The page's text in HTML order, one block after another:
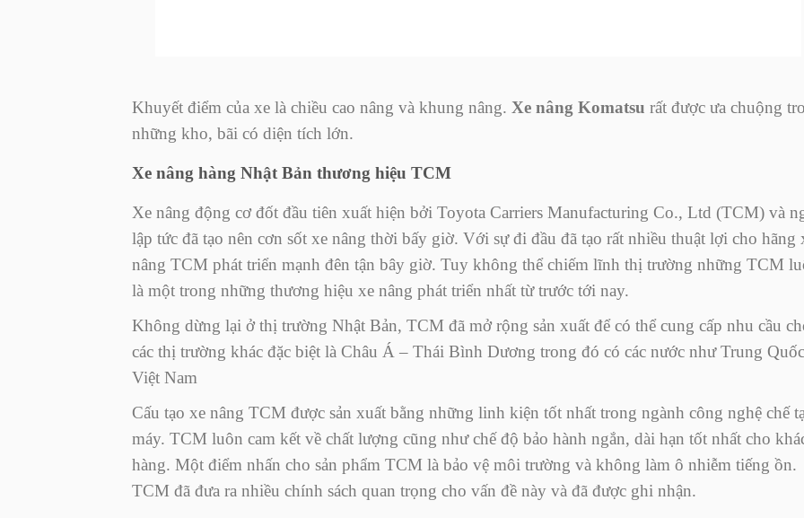
Khuyết điểm của xe là chiều cao nâng và khung nâng. Xe nâng Komatsu rất được ưa chuộng
những kho, bãi có diện tích lớn.
Xe nâng hàng Nhật Bản thương hiệu TCM
Xe nâng động cơ đốt đầu tiên xuất hiện bởi Toyota Carriers Manufacturing Co., Ltd (TCM) và
lập tức đã tạo nên cơn sốt xe nâng thời bấy giờ. Với sự đi đầu đã tạo rất nhiều thuật lợi cho hãng
nâng TCM phát triển mạnh đên tận bây giờ. Tuy không thể chiếm lĩnh thị trường những TCM
là một trong những thương hiệu xe nâng phát triển nhất từ trước tới nay.
Không dừng lại ở thị trường Nhật Bản, TCM đã mở rộng sản xuất để có thể cung cấp nhu cầu
các thị trường khác đặc biệt là Châu Á – Thái Bình Dương trong đó có các nước như Trung
Việt Nam
Cấu tạo xe nâng TCM được sản xuất bằng những linh kiện tốt nhất trong ngành công nghệ chế
máy. TCM luôn cam kết về chất lượng cũng như chế độ bảo hành ngắn, dài hạn tốt nhất cho
hàng. Một điểm nhấn cho sản phẩm TCM là bảo vệ môi trường và không làm ô nhiễm tiếng ồn.
TCM đã đưa ra nhiều chính sách quan trọng cho vấn đề này và đã được ghi nhận.